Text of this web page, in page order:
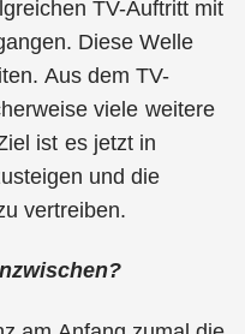
TV-Auftritt mit
Diese Welle
Aus dem TV-
viele weitere
ist es jetzt in
und die
vertreiben.